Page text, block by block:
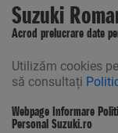
Suzuki
Acrod prelucrare date
Utilizăm cookies
să consultați
Webpage Informare
Personal Suzuki.ro